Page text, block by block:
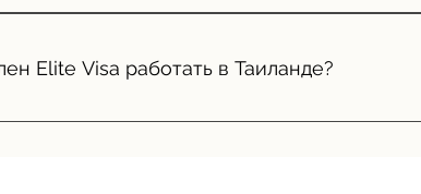
вдовы в Германии, что требуется?
Elite Visa работать в Таиланде?
подать заявление на получение визы NON-B